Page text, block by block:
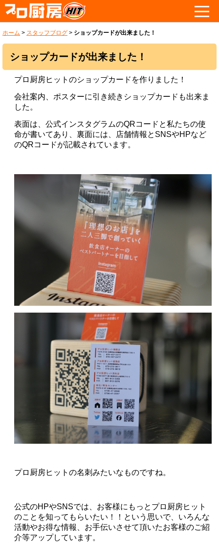
ホーム > スタッフブログ > ショップカードが出来ました！
ショップカードが出来ました！
プロ厨房ヒットのショップカードを作りました！
会社案内、ポスターに引き続きショップカードも出来ま
した。
表面は、公式インスタグラムのQRコードと私たちの使
命が書いてあり、裏面には、店舗情報とSNSやHPなど
のQRコードが記載されています。
プロ厨房ヒットの名刺みたいなものですね。
公式のHPやSNSでは、お客様にもっとプロ厨房ヒット
のことを知ってもらいたい！！という思いで、 いろんな
活動やお得な情報、お手伝いさせて頂いたお客様のご紹
介等アップしています。